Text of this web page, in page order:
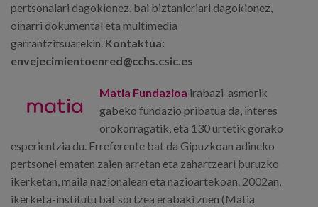
pertsonalari dagokionez, bai biztanleriari dagokionez,
oinarri dokumental eta multimedia
garrantzitsuarekin. Kontaktua:
envejecimientoenred@cchs.csic.es
Matia Fundazioa irabazi-asmorik
gabeko fundazio pribatua da, interes
orokorragatik, eta 130 urtetik gorako
esperientzia du. Erreferente bat da Gipuzkoan adineko
pertsonei ematen zaien arretan eta zahartzeari buruzko
ikerketan, maila nazionalean eta nazioartekoan. 2002an,
ikerketa-institutu bat sortzea erabaki zuen (Matia